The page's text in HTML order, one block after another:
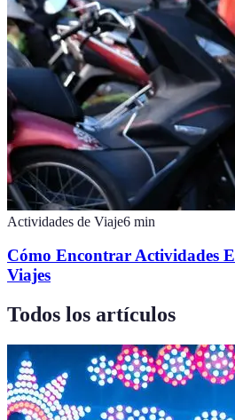
Actividades de Viaje6 min
Cómo Encontrar Actividades
Viajes
Todos los artículos